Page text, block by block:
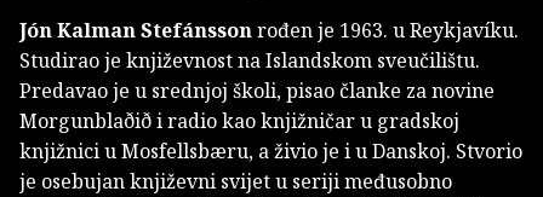
Jón Kalman Stefánssonrođen je 1963. u Reykjavíku.
Studirao je književnost na Islandskom sveučilištu.
Predavao je u srednjoj školi, pisao članke za novine
Morgunblaðið i radio kao knjižničar u gradskoj
knjižnici u Mosfellsbæru, a živio je i u Danskoj. Stvorio
je osebujan književni svijet u seriji međusobno